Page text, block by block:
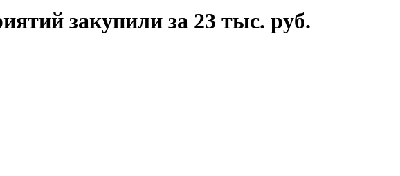
закупили за 23 тыс. руб.